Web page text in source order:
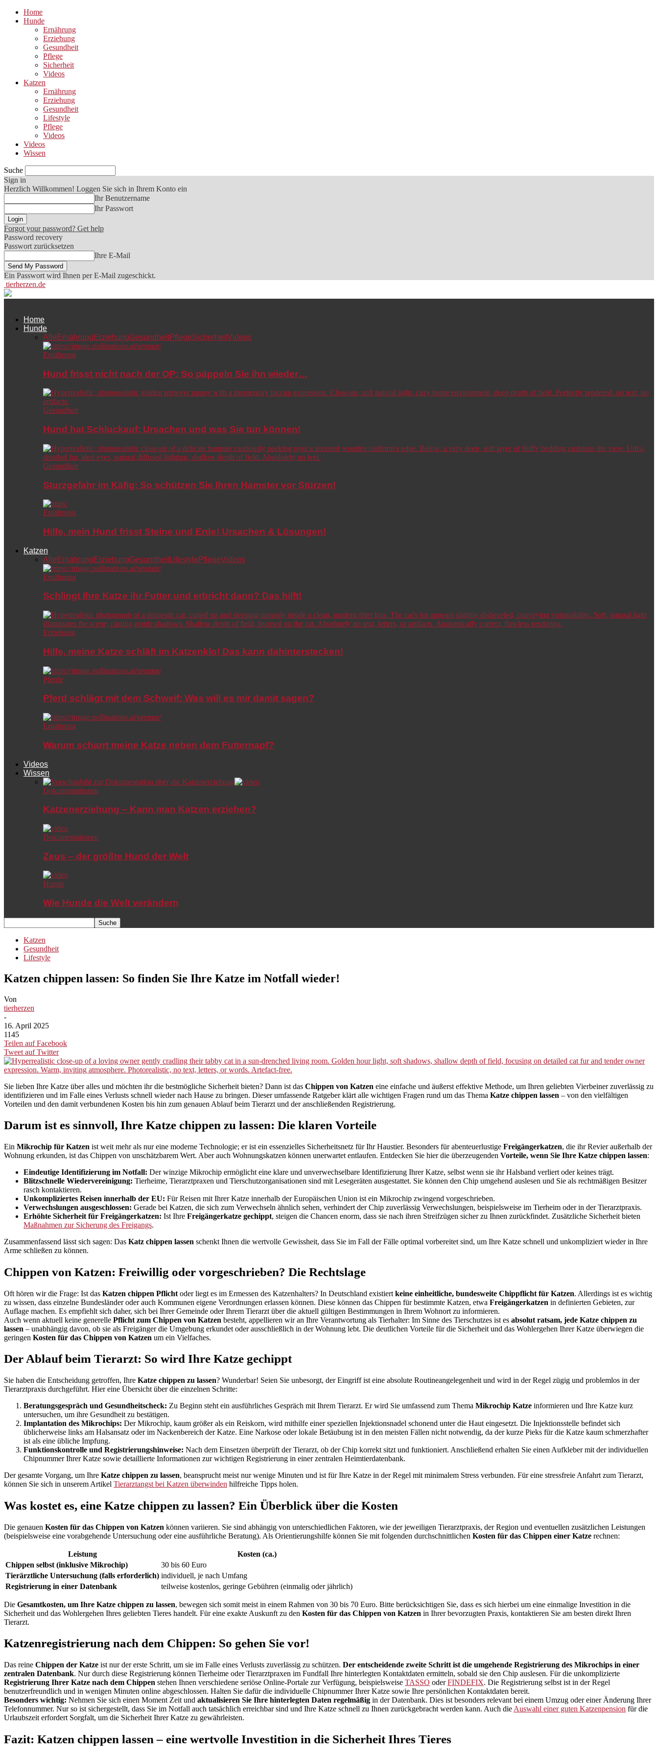
Home
Hunde
Ernährung
Erziehung
Gesundheit
Pflege
Sicherheit
Videos
Katzen
Ernährung
Erziehung
Gesundheit
Lifestyle
Pflege
Videos
Videos
Wissen
Suche
Sign in
Herzlich Willkommen! Loggen Sie sich in Ihrem Konto ein
Ihr Benutzername
Ihr Passwort
Forgot your password? Get help
Password recovery
Passwort zurücksetzen
Ihre E-Mail
Ein Passwort wird Ihnen per E-Mail zugeschickt.
tierherzen.de
Home
Hunde
Alle Ernährung ErziehungGesundheitPflegeSicherheitVideos
Ernährung
Hund frisst nicht nach der OP: So päppeln Sie ihn wieder…
Gesundheit
Hund hat Schluckauf: Ursachen und was Sie tun können!
Gesundheit
Sturzgefahr im Käfig: So schützen Sie Ihren Hamster vor Stürzen!
Ernährung
Hilfe, mein Hund frisst Steine und Erde! Ursachen & Lösungen!
Katzen
Alle Ernährung ErziehungGesundheitLifestyle PflegeVideos
Ernährung
Schlingt Ihre Katze ihr Futter und erbricht dann? Das hilft!
Erziehung
Hilfe, meine Katze schläft im Katzenklo! Das kann dahinterstecken!
Pferde
Pferd schlägt mit dem Schweif: Was will es mir damit sagen?
Ernährung
Warum scharrt meine Katze neben dem Futternapf?
Videos
Wissen
Dokumentationen
Katzenerziehung – Kann man Katzen erziehen?
Dokumentationen
Zeus – der größte Hund der Welt
Hunde
Wie Hunde die Welt verändern
Katzen
Gesundheit
Lifestyle
Katzen chippen lassen: So finden Sie Ihre Katze im Notfall wieder!
Von
tierherzen
-
16. April 2025
1145
Teilen auf Facebook
Tweet auf Twitter
Sie lieben Ihre Katze über alles und möchten ihr die bestmögliche Sicherheit bieten? Dann ist das Chippen von Katzen eine einfache und äußerst effektive Methode, um Ihren geliebten Vierbeiner zuverlässig zu
identifizieren und im Falle eines Verlusts schnell wieder nach Hause zu bringen. Dieser umfassende Ratgeber klärt alle wichtigen Fragen rund um das Thema Katze chippen lassen – von den vielfältigen
Vorteilen und den damit verbundenen Kosten bis hin zum genauen Ablauf beim Tierarzt und der anschließenden Registrierung.
Darum ist es sinnvoll, Ihre Katze chippen zu lassen: Die klaren Vorteile
Ein Mikrochip für Katzen ist weit mehr als nur eine moderne Technologie; er ist ein essenzielles Sicherheitsnetz für Ihr Haustier. Besonders für abenteuerlustige Freigängerkatzen, die ihr Revier außerhalb der
Wohnung erkunden, ist das Chippen von unschätzbarem Wert. Aber auch Wohnungskatzen können unerwartet entlaufen. Entdecken Sie hier die überzeugenden Vorteile, wenn Sie Ihre Katze chippen lassen:
Eindeutige Identifizierung im Notfall: Der winzige Mikrochip ermöglicht eine klare und unverwechselbare Identifizierung Ihrer Katze, selbst wenn sie ihr Halsband verliert oder keines trägt.
Blitzschnelle Wiedervereinigung: Tierheime, Tierarztpraxen und Tierschutzorganisationen sind mit Lesegeräten ausgestattet. Sie können den Chip umgehend auslesen und Sie als rechtmäßigen Besitzer
rasch kontaktieren.
Unkompliziertes Reisen innerhalb der EU: Für Reisen mit Ihrer Katze innerhalb der Europäischen Union ist ein Mikrochip zwingend vorgeschrieben.
Verwechslungen ausgeschlossen: Gerade bei Katzen, die sich zum Verwechseln ähnlich sehen, verhindert der Chip zuverlässig Verwechslungen, beispielsweise im Tierheim oder in der Tierarztpraxis.
Erhöhte Sicherheit für Freigängerkatzen: Ist Ihre Freigängerkatze gechippt, steigen die Chancen enorm, dass sie nach ihren Streifzügen sicher zu Ihnen zurückfindet. Zusätzliche Sicherheit bieten
Maßnahmen zur Sicherung des Freigangs.
Zusammenfassend lässt sich sagen: Das Katz chippen lassen schenkt Ihnen die wertvolle Gewissheit, dass Sie im Fall der Fälle optimal vorbereitet sind, um Ihre Katze schnell und unkompliziert wieder in Ihre
Arme schließen zu können.
Chippen von Katzen: Freiwillig oder vorgeschrieben? Die Rechtslage
Oft hören wir die Frage: Ist das Katzen chippen Pflicht oder liegt es im Ermessen des Katzenhalters? In Deutschland existiert keine einheitliche, bundesweite Chippflicht für Katzen. Allerdings ist es wichtig
zu wissen, dass einzelne Bundesländer oder auch Kommunen eigene Verordnungen erlassen können. Diese können das Chippen für bestimmte Katzen, etwa Freigängerkatzen in definierten Gebieten, zur
Auflage machen. Es empfiehlt sich daher, sich bei Ihrer Gemeinde oder Ihrem Tierarzt über die aktuell gültigen Bestimmungen in Ihrem Wohnort zu informieren.
Auch wenn aktuell keine generelle Pflicht zum Chippen von Katzen besteht, appellieren wir an Ihre Verantwortung als Tierhalter: Im Sinne des Tierschutzes ist es absolut ratsam, jede Katze chippen zu
lassen – unabhängig davon, ob sie als Freigänger die Umgebung erkundet oder ausschließlich in der Wohnung lebt. Die deutlichen Vorteile für die Sicherheit und das Wohlergehen Ihrer Katze überwiegen die
geringen Kosten für das Chippen von Katzen um ein Vielfaches.
Der Ablauf beim Tierarzt: So wird Ihre Katze gechippt
Sie haben die Entscheidung getroffen, Ihre Katze chippen zu lassen? Wunderbar! Seien Sie unbesorgt, der Eingriff ist eine absolute Routineangelegenheit und wird in der Regel zügig und problemlos in der
Tierarztpraxis durchgeführt. Hier eine Übersicht über die einzelnen Schritte:
Beratungsgespräch und Gesundheitscheck: Zu Beginn steht ein ausführliches Gespräch mit Ihrem Tierarzt. Er wird Sie umfassend zum Thema Mikrochip Katze informieren und Ihre Katze kurz
untersuchen, um ihre Gesundheit zu bestätigen.
Implantation des Mikrochips: Der Mikrochip, kaum größer als ein Reiskorn, wird mithilfe einer speziellen Injektionsnadel schonend unter die Haut eingesetzt. Die Injektionsstelle befindet sich
üblicherweise links am Halsansatz oder im Nackenbereich der Katze. Eine Narkose oder lokale Betäubung ist in den meisten Fällen nicht notwendig, da der kurze Pieks für die Katze kaum schmerzhafter
ist als eine übliche Impfung.
Funktionskontrolle und Registrierungshinweise: Nach dem Einsetzen überprüft der Tierarzt, ob der Chip korrekt sitzt und funktioniert. Anschließend erhalten Sie einen Aufkleber mit der individuellen
Chipnummer Ihrer Katze sowie detaillierte Informationen zur wichtigen Registrierung in einer zentralen Heimtierdatenbank.
Der gesamte Vorgang, um Ihre Katze chippen zu lassen, beansprucht meist nur wenige Minuten und ist für Ihre Katze in der Regel mit minimalem Stress verbunden. Für eine stressfreie Anfahrt zum Tierarzt,
können Sie sich in unserem Artikel Tierarztangst bei Katzen überwinden hilfreiche Tipps holen.
Was kostet es, eine Katze chippen zu lassen? Ein Überblick über die Kosten
Die genauen Kosten für das Chippen von Katzen können variieren. Sie sind abhängig von unterschiedlichen Faktoren, wie der jeweiligen Tierarztpraxis, der Region und eventuellen zusätzlichen Leistungen
(beispielsweise eine vorabgehende Untersuchung oder eine ausführliche Beratung). Als Orientierungshilfe können Sie mit folgenden durchschnittlichen Kosten für das Chippen einer Katze rechnen:
Leistung
Kosten (ca.)
Chippen selbst (inklusive Mikrochip)
30 bis 60 Euro
Tierärztliche Untersuchung (falls erforderlich) individuell, je nach Umfang
Registrierung in einer Datenbank
teilweise kostenlos, geringe Gebühren (einmalig oder jährlich)
Die Gesamtkosten, um Ihre Katze chippen zu lassen, bewegen sich somit meist in einem Rahmen von 30 bis 70 Euro. Bitte berücksichtigen Sie, dass es sich hierbei um eine einmalige Investition in die
Sicherheit und das Wohlergehen Ihres geliebten Tieres handelt. Für eine exakte Auskunft zu den Kosten für das Chippen von Katzen in Ihrer bevorzugten Praxis, kontaktieren Sie am besten direkt Ihren
Tierarzt.
Katzenregistrierung nach dem Chippen: So gehen Sie vor!
Das reine Chippen der Katze ist nur der erste Schritt, um sie im Falle eines Verlusts zuverlässig zu schützen. Der entscheidende zweite Schritt ist die umgehende Registrierung des Mikrochips in einer
zentralen Datenbank. Nur durch diese Registrierung können Tierheime oder Tierarztpraxen im Fundfall Ihre hinterlegten Kontaktdaten ermitteln, sobald sie den Chip auslesen. Für die unkomplizierte
Registrierung Ihrer Katze nach dem Chippen stehen Ihnen verschiedene seriöse Online-Portale zur Verfügung, beispielsweise TASSO oderFINDEFIX. Die Registrierung selbst ist in der Regel
benutzerfreundlich und in wenigen Minuten online abgeschlossen. Halten Sie dafür die individuelle Chipnummer Ihrer Katze sowie Ihre persönlichen Kontaktdaten bereit.
Besonders wichtig: Nehmen Sie sich einen Moment Zeit und aktualisieren Sie Ihre hinterlegten Daten regelmäßig in der Datenbank. Dies ist besonders relevant bei einem Umzug oder einer Änderung Ihrer
Telefonnummer. Nur so ist sichergestellt, dass Sie im Notfall auch tatsächlich erreichbar sind und Ihre Katze schnell zu Ihnen zurückgebracht werden kann. Auch die Auswahl einer guten Katzenpension für die
Urlaubszeit erfordert Sorgfalt, um die Sicherheit Ihrer Katze zu gewährleisten.
Fazit: Katzen chippen lassen – eine wertvolle Investition in die Sicherheit Ihres Tieres